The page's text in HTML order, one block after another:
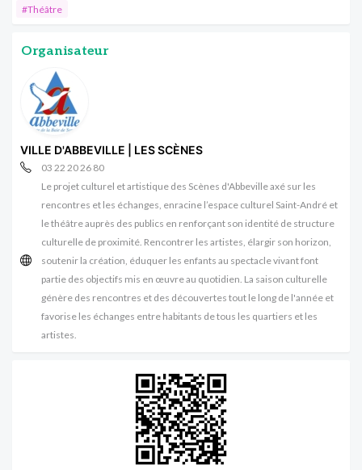
#Théâtre
Organisateur
VILLE D'ABBEVILLE | LES SCÈNES
03 22 20 26 80
Le projet culturel et artistique des Scènes d'Abbeville axé sur les
rencontres et les échanges, enracine l’espace culturel Saint-André et
le théâtre auprès des publics en renforçant son identité de structure
culturelle de proximité. Rencontrer les artistes, élargir son horizon,
soutenir la création, éduquer les enfants au spectacle vivant font
partie des objectifs mis en œuvre au quotidien. La saison culturelle
génère des rencontres et des découvertes tout le long de l'année et
favorise les échanges entre habitants de tous les quartiers et les
artistes.